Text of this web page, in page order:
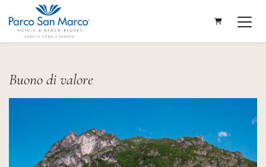
CARRELLO
Buono di valore